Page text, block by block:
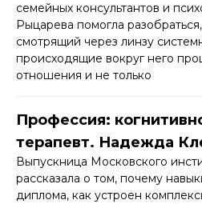
семейных консультантов и
Рыцарева помогла
смотрящий через линзу
происходящие вокруг него
отношения и не только
Профессия:
терапевт. Надежда
Выпускница Московского
рассказала о том, почему
диплома, как устроен